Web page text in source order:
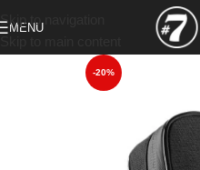
Skip to navigation
MENU
-20%